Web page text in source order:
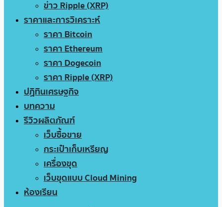
ข่าว Ripple (XRP)
ราคาและการวิเคราะห์
ราคา Bitcoin
ราคา Ethereum
ราคา Dogecoin
ราคา Ripple (XRP)
ปฏิทินเศรษฐกิจ
บทความ
รีวิวผลิตภัณฑ์
เว็บซื้อขาย
กระเป๋าเก็บเหรียญ
เครื่องขุด
เว็บขุดแบบ Cloud Mining
ห้องเรียน